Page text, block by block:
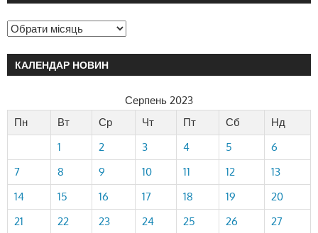
КАЛЕНДАР НОВИН
Серпень 2023
Пн
Вт Ср Чт Пт Сб
Нд
1
2 3 4 5
6
7
8 9 10 11 12
13
14
15 16 17 18 19
20
21
22 23 24 25 26
27